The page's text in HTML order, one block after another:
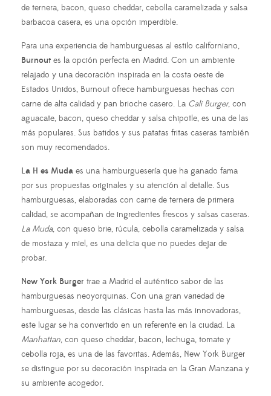
de ternera, bacon, queso cheddar, cebolla caramelizada y salsa
barbacoa casera, es una opción imperdible.
Para una experiencia de hamburguesas al estilo californiano,
Burnout es la opción perfecta en Madrid. Con un ambiente
relajado y una decoración inspirada en la costa oeste de
Estados Unidos, Burnout ofrece hamburguesas hechas con
carne de alta calidad y pan brioche casero. La Cali Burger, con
aguacate, bacon, queso cheddar y salsa chipotle, es una de las
más populares. Sus batidos y sus patatas fritas caseras también
son muy recomendados.
La H es Muda es una hamburguesería que ha ganado fama
por sus propuestas originales y su atención al detalle. Sus
hamburguesas, elaboradas con carne de ternera de primera
calidad, se acompañan de ingredientes frescos y salsas caseras.
La Muda, con queso brie, rúcula, cebolla caramelizada y salsa
de mostaza y miel, es una delicia que no puedes dejar de
probar.
New York Burger trae a Madrid el auténtico sabor de las
hamburguesas neoyorquinas. Con una gran variedad de
hamburguesas, desde las clásicas hasta las más innovadoras,
este lugar se ha convertido en un referente en la ciudad. La
Manhattan, con queso cheddar, bacon, lechuga, tomate y
cebolla roja, es una de las favoritas. Además, New York Burger
se distingue por su decoración inspirada en la Gran Manzana y
su ambiente acogedor.